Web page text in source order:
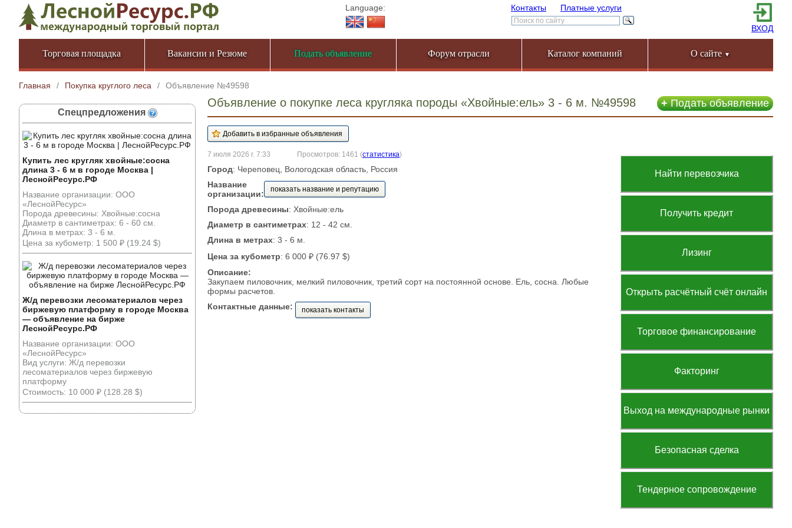
Language: Контакты Платные услуги
ВХОД
Торговая площадка Вакансии и Резюме Подать объявление Форум отрасли Каталог компаний О сайте ▼
Главная / Покупка круглого леса / Объявление №49598
Спецпредложения
Купить лес кругляк хвойные:сосна
длина 3 - 6 м в городе Москва |
ЛеснойРесурс.РФ
Название организации: ООО
«ЛеснойРесурс»
Порода древесины: Хвойные:сосна
Диаметр в сантиметрах: 6 - 60 см.
Длина в метрах: 3 - 6 м.
Цена за кубометр: 1 500 ₽ (19.24 $)
Ж/д перевозки лесоматериалов через
биржевую платформу в городе Москва
— объявление на бирже
ЛеснойРесурс.РФ
Название организации: ООО
«ЛеснойРесурс»
Вид услуги: Ж/д перевозки
лесоматериалов через биржевую
платформу
Стоимость: 10 000 ₽ (128.28 $)
+Подать объявление
Объявление о покупке леса кругляка породы «Хвойные:ель» 3 - 6 м. №49598
Найти перевозчика
Получить кредит
Лизинг
Открыть расчётный счёт онлайн
Торговое финансирование
Факторинг
Выход на международные рынки
Безопасная сделка
Тендерное сопровождение
7 июля 2026 г. 7:33 Просмотров: 1461 (статистика)
Город: Череповец, Вологодская область, Россия
Название
организации:
показать название и репутацию
Порода древесины: Хвойные:ель
Диаметр в сантиметрах: 12 - 42 см.
Длина в метрах: 3 - 6 м.
Цена за кубометр: 6 000 ₽ (76.97 $)
Описание:
Закупаем пиловочник, мелкий пиловочник, третий сорт на постоянной основе. Ель, сосна. Любые
формы расчетов.
Контактные данные:
показать контакты